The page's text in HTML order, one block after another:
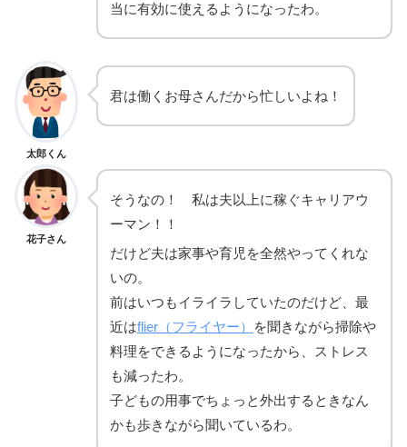
当に有効に使えるようになったわ。
太郎くん
君は働くお母さんだから忙しいよね！
花子さん
そうなの！ 私は夫以上に稼ぐキャリアウ
ーマン！！
だけど夫は家事や育児を全然やってくれな
いの。
前はいつもイライラしていたのだけど、最
近はflier（フライヤー）
を聞きながら掃除や
料理をできるようになったから、ストレス
も減ったわ。
子どもの用事でちょっと外出するときなん
かも歩きながら聞いているわ。